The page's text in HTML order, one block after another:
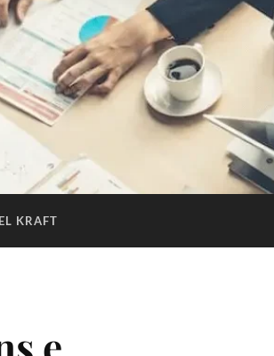
KRAFT